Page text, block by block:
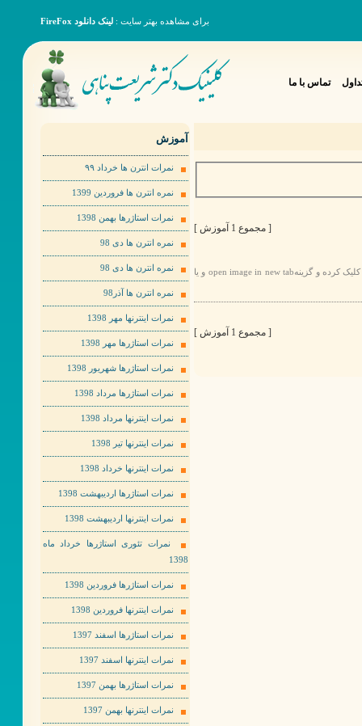
برای مشاهده بهتر سایت : لینک دانلود FireFox
تماس با ما
[ مجموع 1 آموزش ]
برای مشاهده عکس ها به صورت بهتر لطفا روی عکس مورد نظر راست کلیک کرده و گزینهopen image in new tab و یا
[ مجموع 1 آموزش ]
آموزش
نمرات انترن ها خرداد ٩٩
نمره انترن ها فروردین 1399
نمرات استاژرها بهمن 1398
نمره انترن ها دی 98
نمره انترن ها دی 98
نمره انترن ها آذر98
نمرات اینترنها مهر 1398
نمرات استاژرها مهر 1398
نمرات استاژرها شهریور 1398
نمرات استاژرها مرداد 1398
نمرات اینترنها مرداد 1398
نمرات اینترنها تیر 1398
نمرات اینترنها خرداد 1398
نمرات استاژرها اردیبهشت 1398
نمرات اینترنها اردیبهشت 1398
نمرات تئوری استاژرها خرداد ماه
1398
نمرات استاژرها فروردین 1398
نمرات اینترنها فروردین 1398
نمرات استاژرها اسفند 1397
نمرات اینترنها اسفند 1397
نمرات استاژرها بهمن 1397
نمرات اینترنها بهمن 1397